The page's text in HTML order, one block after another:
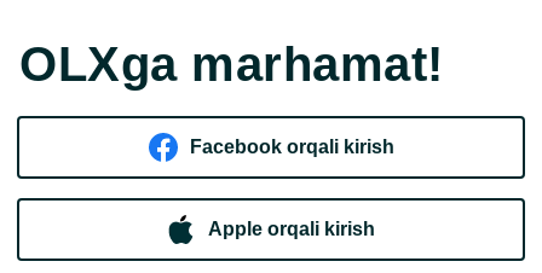
OLXga marhamat!
Facebook orqali kirish​
Apple orqali kirish